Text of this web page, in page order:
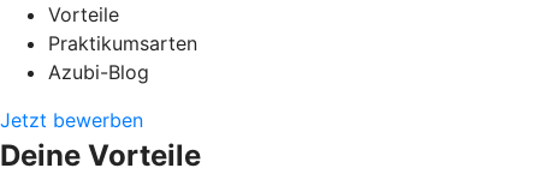
Vorteile
Praktikumsarten
Azubi-Blog
Jetzt bewerben
Deine Vorteile